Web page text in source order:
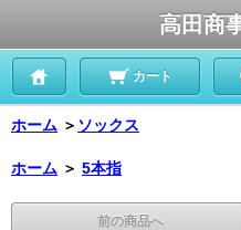
高田商
カート
ホーム ＞ ソックス
ホーム ＞ 5本指
前の商品へ